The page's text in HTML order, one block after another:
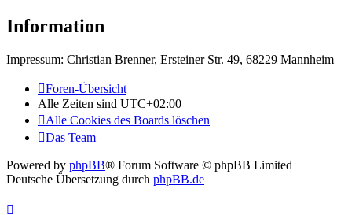
Information
Impressum: Christian Brenner, Ersteiner Str. 49, 68229 Mannheim
Foren-Übersicht
Alle Zeiten sind UTC+02:00
Alle Cookies des Boards löschen
Das Team
Powered by phpBB® Forum Software © phpBB Limited
Deutsche Übersetzung durch phpBB.de